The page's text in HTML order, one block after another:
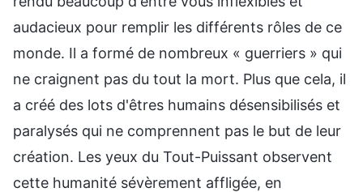
audacieux pour remplir les différents rôles de ce
monde. Il a formé de nombreux « guerriers » qui
ne craignent pas du tout la mort. Plus que cela, il
a créé des lots d'êtres humains désensibilisés et
paralysés qui ne comprennent pas le but de leur
création. Les yeux du Tout-Puissant observent
cette humanité sévèrement affligée, en